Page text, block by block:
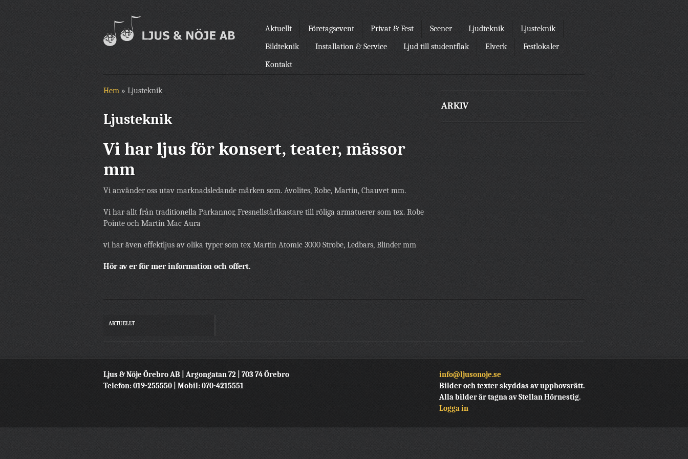
Aktuellt Företagsevent Privat & Fest Scener Ljudteknik
Ljusteknik
Bildteknik
Installation & Service Ljud till studentflak Elverk
Festlokaler
Kontakt
Hem » Ljusteknik
Ljusteknik
Vi har ljus för konsert, teater, mässor
mm
Vi använder oss utav marknadsledande märken som. Avolites, Robe, Martin, Chauvet mm.
Vi har allt från traditionella Parkannor, Fresnellstårlkastare till röliga armatuerer som tex. Robe
Pointe och Martin Mac Aura
vi har även effektljus av olika typer som tex Martin Atomic 3000 Strobe, Ledbars, Blinder mm
Hör av er för mer information och offert.
ARKIV
AKTUELLT
Ljus & Nöje Örebro AB | Argongatan 72 | 703 74 Örebro
Telefon: 019-255550 | Mobil: 070-4215551
info@ljusonoje.se
Bilder och texter skyddas av upphovsrätt.
Alla bilder är tagna av Stellan Hörnestig.
Logga in